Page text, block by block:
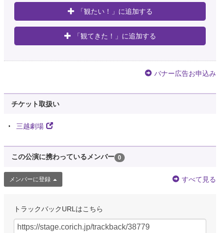
「観たい！」に追加する
「観てきた！」に追加する
バナー広告お申込み
チケット取扱い
三越劇場
この公演に携わっているメンバー 0
メンバーに登録 すべて見る
トラックバックURLはこちら